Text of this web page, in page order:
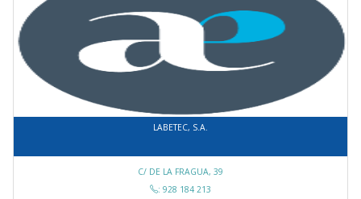
LABETEC, S.A.
C/ DE LA FRAGUA, 39
: 928 184 213